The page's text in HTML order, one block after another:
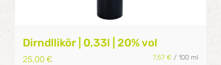
Dirndllikör | 0,33l | 20% vol
25,00 € 7,57€ /100 ml